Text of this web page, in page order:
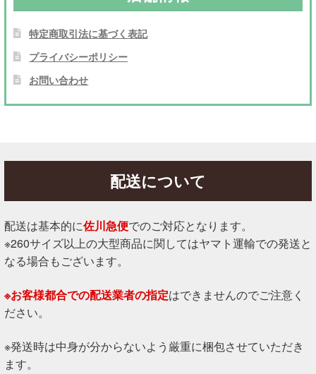
特定商取引法に基づく表記
プライバシーポリシー
お問い合わせ
配送について
配送は基本的に佐川急便でのご対応となります。
※260サイズ以上の大型商品に関してはヤマト運輸での発送と
なる場合もございます。
※お客様都合での配送業者の指定はできませんのでご注意く
ださい。
※発送時は中身が分からないよう厳重に梱包させていただき
ます。